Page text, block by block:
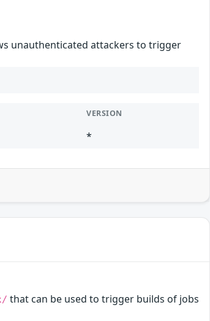
unauthenticated attackers to trigger
VERSION
*
that can be used to trigger builds of jobs